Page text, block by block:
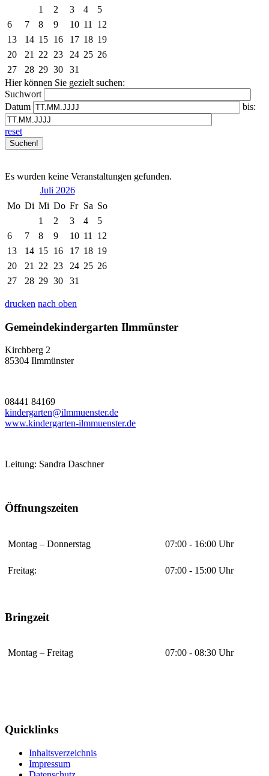
1
2 3 4
5
6
7 8 9 10 11
12
13
14 15 16 17 18 19
20
21 22 23 24 25 26
27
28 29 30
31
Hier können Sie gezielt suchen:
Suchwort
Datum
bis:
reset
Es wurden keine Veranstaltungen gefunden.
Juli 2026
Mo Di Mi Do Fr Sa So
1
2 3 4
5
6
7 8 9 10 11
12
13
14 15 16 17 18 19
20
21 22 23 24 25 26
27
28 29 30 31
drucken nach oben
Gemeindekindergarten Ilmmünster
Kirchberg 2
85304 Ilmmünster
08441 84169
kindergarten@ilmmuenster.de
www.kindergarten-ilmmuenster.de
Leitung: Sandra Daschner
Öffnungszeiten
Montag – Donnerstag 07:00 - 16:00 Uhr
Freitag: 07:00 - 15:00 Uhr
Bringzeit
Montag – Freitag 07:00 - 08:30 Uhr
Quicklinks
Inhaltsverzeichnis
Impressum